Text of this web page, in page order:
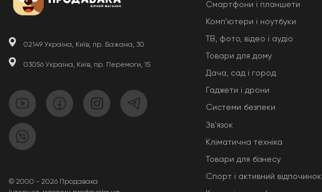
02149 Україна, Київ, пр. Бажана, 30
03056 Україна, Київ, пр. Перемоги, 15
© 2000 - 2026 Продавака
Смартфони і планшети
Комп'ютери і ноутбуки
ТВ, фото, відео і аудіо
Товари для дому
Дача, сад і город
Гаджети і дрони
Системи безпеки
Звʼязок
Кліматична техніка
Товари для бізнесу
Спорт і активний відпочинок